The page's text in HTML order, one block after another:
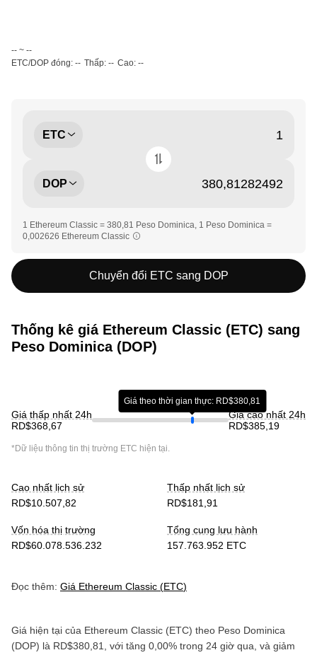
-- ~ --
ETC/DOP đóng: -- Thấp: -- Cao: --
ETC
DOP
1 Ethereum Classic = 380,81 Peso Dominica, 1 Peso Dominica =
0,002626 Ethereum Classic
Chuyển đổi ETC sang DOP
Thống kê giá Ethereum Classic (ETC) sang
Peso Dominica (DOP)
Giá thấp nhất 24h
RD$368,67
Giá theo thời gian thực: RD$380,81
Giá cao nhất 24h
RD$385,19
*Dữ liệu thông tin thị trường ETC hiện tại.
Cao nhất lịch sử
RD$10.507,82
Thấp nhất lịch sử
RD$181,91
Vốn hóa thị trường
RD$60.078.536.232
Tổng cung lưu hành
157.763.952 ETC
Đọc thêm: Giá Ethereum Classic (ETC)
Giá hiện tại của Ethereum Classic (ETC) theo Peso Dominica
(DOP) là RD$380,81 , với tăng 0,00% trong 24 giờ qua, và giảm